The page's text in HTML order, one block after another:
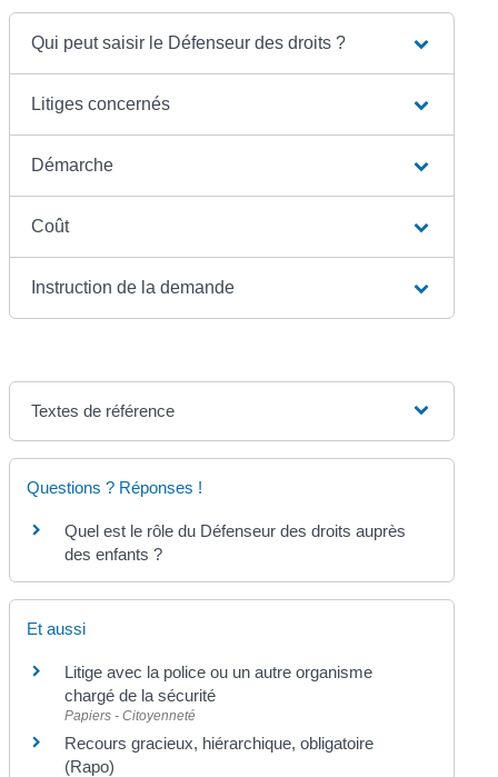
Qui peut saisir le Défenseur des droits ?
Litiges concernés
Démarche
Coût
Instruction de la demande
Textes de référence
Questions ? Réponses !
Quel est le rôle du Défenseur des droits auprès
des enfants ?
Et aussi
Litige avec la police ou un autre organisme
chargé de la sécurité
Papiers - Citoyenneté
Recours gracieux, hiérarchique, obligatoire
(Rapo)